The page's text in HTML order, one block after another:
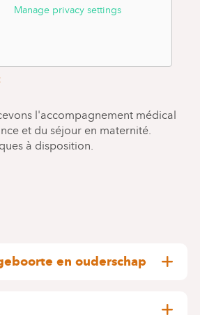
Manage privacy settings
l'accompagnement médical
et du séjour en maternité.
à disposition.
en ouderschap